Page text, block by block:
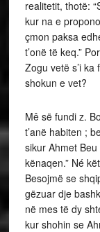
realitetit, thotë:
kur na e
çmon paksa
t’onë të keq.”
Zogu vetë s’i
shokun e vet?
Mê së fundi z.
t’anë habiten ;
sikur Ahmet
kënaqen.” Né
Besojmë se
gëzuar dje
në mes të dy
kur shohin se